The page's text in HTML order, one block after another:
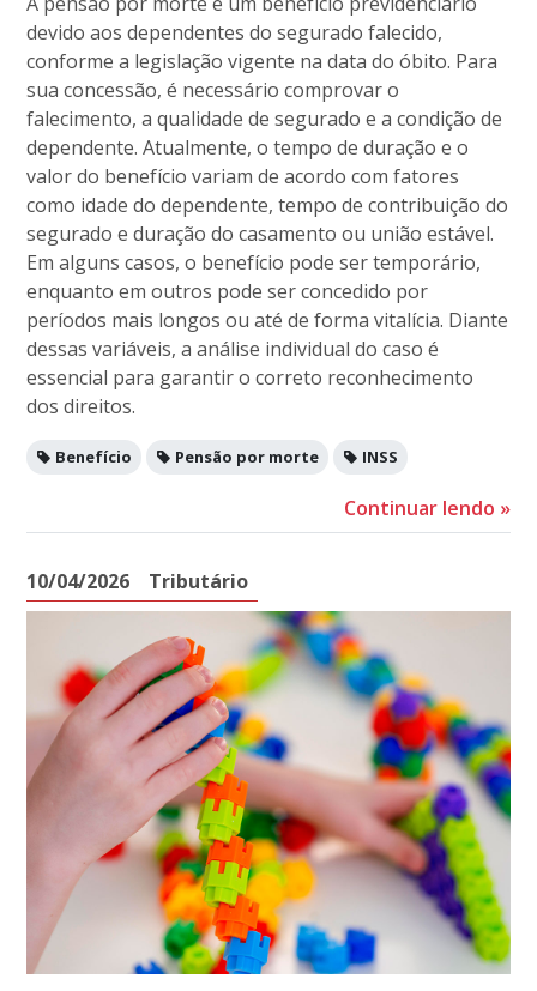
devido aos dependentes do segurado falecido,
conforme a legislação vigente na data do óbito. Para
sua concessão, é necessário comprovar o
falecimento, a qualidade de segurado e a condição de
dependente. Atualmente, o tempo de duração e o
valor do benefício variam de acordo com fatores
como idade do dependente, tempo de contribuição do
segurado e duração do casamento ou união estável.
Em alguns casos, o benefício pode ser temporário,
enquanto em outros pode ser concedido por
períodos mais longos ou até de forma vitalícia. Diante
dessas variáveis, a análise individual do caso é
essencial para garantir o correto reconhecimento
dos direitos.
Benefício Pensão por morte INSS
Continuar lendo »
10/04/2026 Tributário